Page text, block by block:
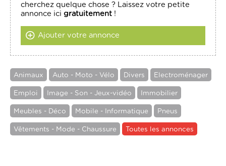
cherchez quelque chose ? Laissez votre petite
annonce icigratuitement !
Ajouter votre annonce
Animaux Auto - Moto - Vélo Divers Electroménager
Emploi Image - Son - Jeux-vidéo Immobilier
Meubles - Déco Mobile - Informatique Pneus
Vêtements - Mode - Chaussure Toutes les annonces